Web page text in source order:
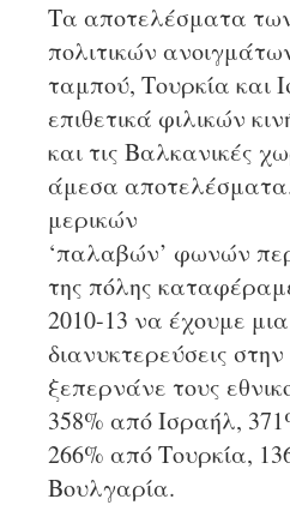
Τα αποτελέσματα
πολιτικών
ταμπού, Τουρκία και
επιθετικά φιλικών
και τις Βαλκανικές
άμεσα
μερικών
‘παλαβών’ φωνών
της πόλης
2010-13 να έχουμε
διανυκτερεύσεις
ξεπερνάνε τους
358% από Ισραήλ,
266% από Τουρκία,
Βουλγαρία.